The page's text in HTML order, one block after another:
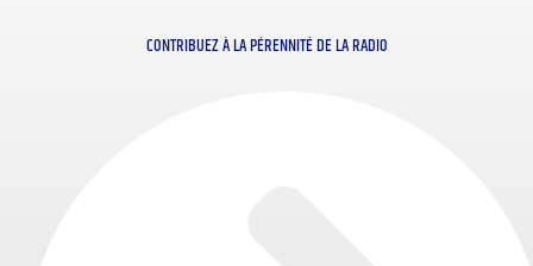
CONTRIBUEZ À LA PÉRENNITÉ DE LA RADIO